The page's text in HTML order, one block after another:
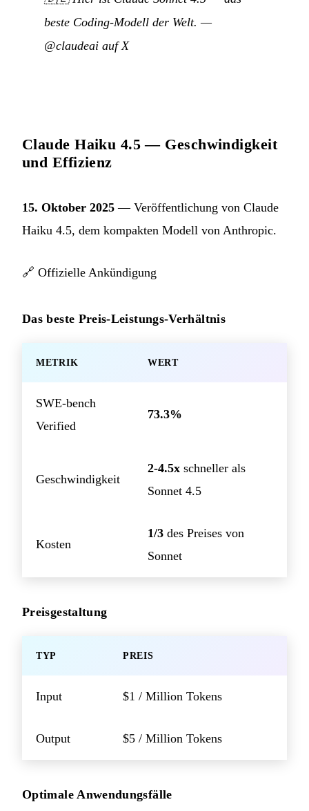
beste Coding-Modell der Welt. —
@claudeai auf X
Claude Haiku 4.5 — Geschwindigkeit
und Effizienz
15. Oktober 2025 — Veröffentlichung von Claude
Haiku 4.5, dem kompakten Modell von Anthropic.
🔗 Offizielle Ankündigung
Das beste Preis-Leistungs-Verhältnis
METRIK WERT
SWE-bench
Verified
73.3%
Geschwindigkeit
2-4.5x schneller als
Sonnet 4.5
Kosten
1/3 des Preises von
Sonnet
Preisgestaltung
TYP PREIS
Input $1 / Million Tokens
Output $5 / Million Tokens
Optimale Anwendungsfälle